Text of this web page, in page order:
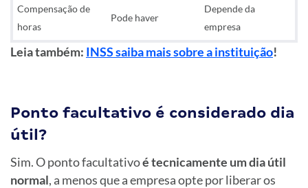
Compensação de
horas
Pode haver
Depende da
empresa
Leia também: INSS saiba mais sobre a instituição!
Ponto facultativo é considerado dia
útil?
Sim. O ponto facultativoé tecnicamente um dia útil
normal, a menos que a empresa opte por liberar os